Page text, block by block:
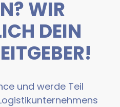
WIR
DEIN
und werde Teil